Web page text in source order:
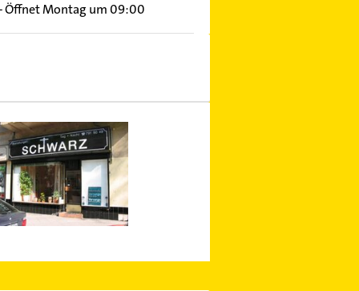
Öffnet Montag um 09:00